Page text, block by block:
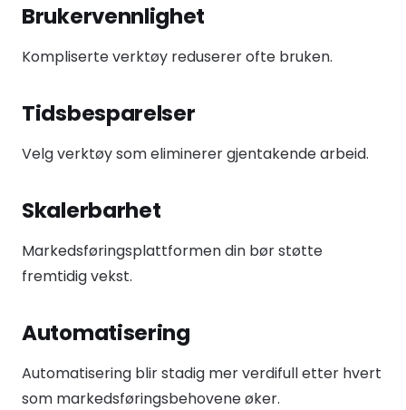
Brukervennlighet
Kompliserte verktøy reduserer ofte bruken.
Tidsbesparelser
Velg verktøy som eliminerer gjentakende arbeid.
Skalerbarhet
Markedsføringsplattformen din bør støtte
fremtidig vekst.
Automatisering
Automatisering blir stadig mer verdifull etter hvert
som markedsføringsbehovene øker.